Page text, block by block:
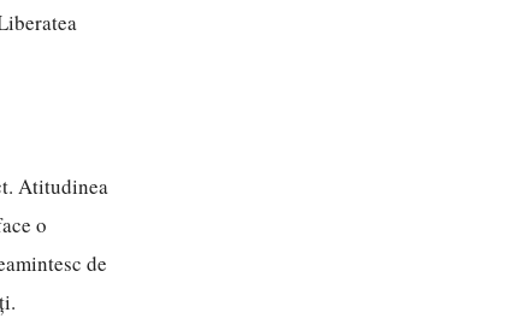
Atitudinea
o
de